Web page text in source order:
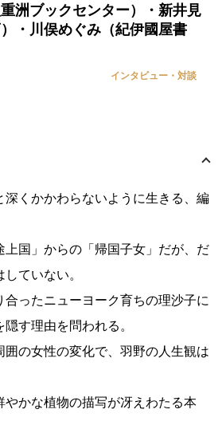
洲ブックセンター）・新井見
・川俣めぐみ（紀伊國屋書
インタビュー・対談
深くかかわらないように生きる、編
上国」からの「帰国子女」だが、だ
ていない。
合ったニューヨーク育ちの理沙子に
す理由を問われる。
囲の女性の変化で、羽野の人生観は
やかな植物の描写が冴えわたる本